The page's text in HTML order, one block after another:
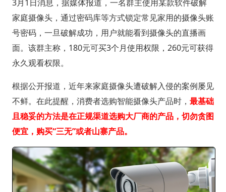
3月1日消息，据媒体报道，一名群主使用某款软件破解
家庭摄像头，通过密码库等方式锁定常见家用的摄像头账
号密码，一旦破解成功，用户就能看到摄像头的直播画
面。该群主称，180元可买3个月使用权限，260元可获得
永久观看权限。
根据公开报道，近年来家庭摄像头遭破解入侵的案例屡见
不鲜。在此提醒，消费者选购智能摄像头产品时， 最基础
且稳妥的方法是在正规渠道选购大厂商的产品，切勿贪图
便宜，购买“三无”或者山寨产品。